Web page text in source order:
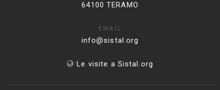
64100 TERAMO
EMAIL
info@sistal.org
Le visite a Sistal.org